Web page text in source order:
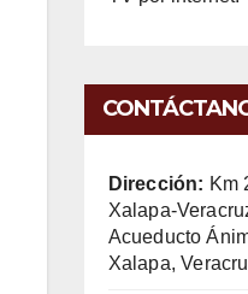
Dirección: Km
Xalapa-
Acueducto
Xalapa,